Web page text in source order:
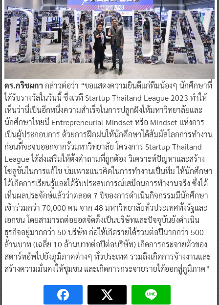
ดร.กริชผกากล่าวต่อว่า “ขอแสดงความยินดีแก่ทีมน้องๆ นักศึกษาที่
ได้รับรางวัลในวันนี้ ซึ่งเวที Startup Thailand League 2023 ทำให้
เห็นว่านี่เป็นอีกหนึ่งความสำเร็จในการปลูกฝังให้มหาวิทยาลัยและ
นักศึกษาไทยมี Entrepreneurial Mindset หรือ Mindset แห่งการ
เป็นผู้ประกอบการ ด้วยการฝึกฝนให้นักศึกษาได้สัมผัสโลกการทำงาน
ก่อนที่จะจบออกจากรั้วมหาวิทยาลัย โครงการ Startup Thailand
League ได้ส่งเสริมให้ตั้งคำถามที่ถูกต้อง วิเคราะห์ปัญหาและสร้าง
โซลูชันในการแก้ไข บ่มเพาะแนวคิดในการทำงานเป็นทีม ให้นักศึกษา
ได้เกิดการเรียนรู้และได้รับประสบการณ์เสมือนการทำงานจริง ซึ่งได้
เห็นผลประจักษ์แล้วว่าตลอด 7 ปีของการดำเนินกิจกรรมมีนักศึกษา
เข้าร่วมกว่า 70,000 คน จาก 48 มหาวิทยาลัยทั่วประเทศทั้งรัฐและ
เอกชน โดยสามารถต่อยอดจัดตั้งเป็นบริษัทและปัจจุบันยังดำเนิน
ธุรกิจอยู่มากกว่า 50 บริษัท ก่อให้เกิดรายได้รวมต่อปีมากกว่า 500
ล้านบาท (เฉลี่ย 10 ล้านบาทต่อปีต่อบริษัท) เกิดการกระจายตัวของ
สตาร์ทอัพไปยังภูมิภาคต่างๆ ทั่วประเทศ รวมถึงเกิดการจ้างงานและ
สร้างความมั่นคงให้ชุมชน และเกิดการกระจายรายได้ออกสู่ภูมิภาค”